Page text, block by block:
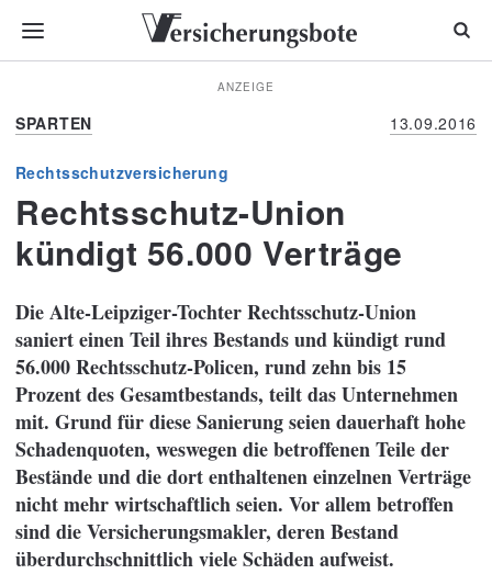
ANZEIGE
SPARTEN 13.09.2016
Rechtsschutzversicherung
Rechtsschutz-Union
kündigt 56.000 Verträge
Die Alte-Leipziger-Tochter Rechtsschutz-Union
saniert einen Teil ihres Bestands und kündigt rund
56.000 Rechtsschutz-Policen, rund zehn bis 15
Prozent des Gesamtbestands, teilt das Unternehmen
mit. Grund für diese Sanierung seien dauerhaft hohe
Schadenquoten, weswegen die betroffenen Teile der
Bestände und die dort enthaltenen einzelnen Verträge
nicht mehr wirtschaftlich seien. Vor allem betroffen
sind die Versicherungsmakler, deren Bestand
überdurchschnittlich viele Schäden aufweist.